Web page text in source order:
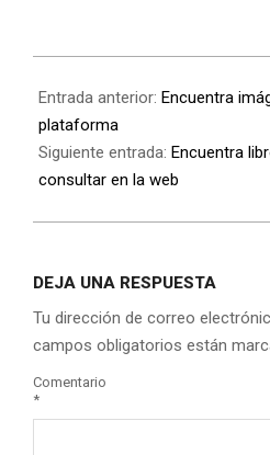
Entrada anterior: Encuentra
plataforma
Siguiente entrada: Encuentra
consultar en la web
DEJA UNA RESPUESTA
Tu dirección de correo
campos obligatorios están
Comentario
*